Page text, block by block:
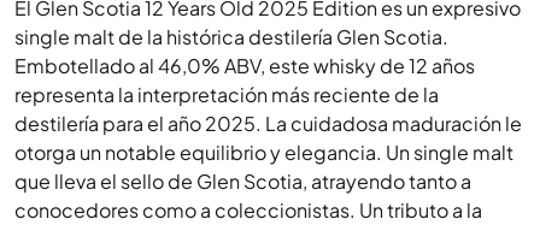
El Glen Scotia 12 Years Old 2025 Edition es un expresivo
single malt de la histórica destilería Glen Scotia.
Embotellado al 46,0% ABV, este whisky de 12 años
representa la interpretación más reciente de la
destilería para el año 2025. La cuidadosa maduración le
otorga un notable equilibrio y elegancia. Un single malt
que lleva el sello de Glen Scotia, atrayendo tanto a
conocedores como a coleccionistas. Un tributo a la